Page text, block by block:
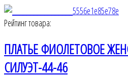
Рейтинг товара:
ПЛАТЬЕ ФИОЛЕТОВОЕ
СИЛУЭТ-44-46